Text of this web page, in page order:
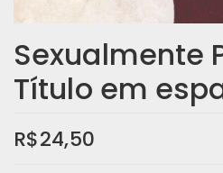
Sexualmente
Título em
R$24,50